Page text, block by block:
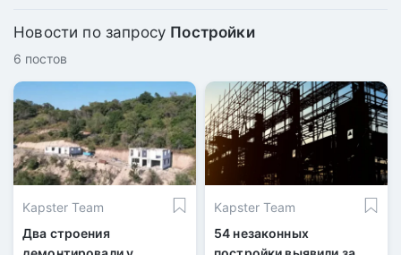
Новости по запросу Постройки
6 постов
Kapster Team
Два строения
Kapster Team
54 незаконных